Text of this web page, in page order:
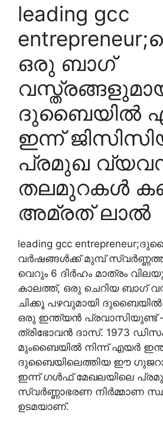
leading gcc
ഒരു ബാഗ്
ദുബൈയിൽ
ഇന്ന്
പ്രമുഖ
തലമുറകൾ
അമ്രത് ലാൽ
leading gcc
വർഷങ്ങൾക്ക് മുമ്പ്
വെറും 6 ദിർഹം മാത്രം
കാലത്ത്, ഒരു ചെറിയ ബാഗ്
ചിക്കൂ പഴവുമായി
ഒരു ഇന്ത്യൻ പ്രവാസിയുണ്ട്
ത്രിഭോവൻ ദാസ്. 1973
മുംബൈയിൽ നിന്ന് എയർ
ദുബൈയിലെത്തിയ ഈ
ഇന്ന് ഗൾഫ് മേഖലയിലെ
സ്വർണ്ണാഭരണ നിർമ്മാണ
ഉടമയാണ്.